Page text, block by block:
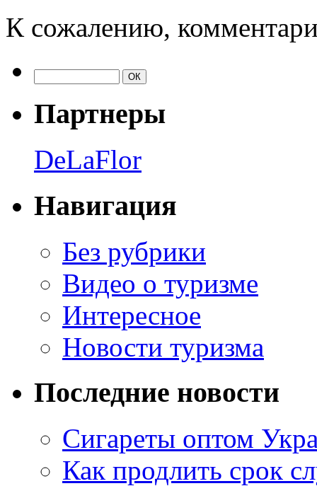
К сожалению,
Партнеры
DeLaFlor
Навигация
Без рубрики
Видео о туризме
Интересное
Новости туризма
Последние новости
Сигареты оптом
Как продлить срок